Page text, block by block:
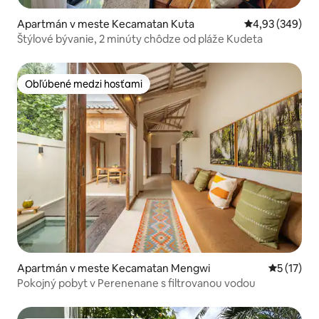
Apartmán v meste Kecamatan Kuta Priemerné
4,93 (349)
Štýlové bývanie, 2 minúty chôdze od pláže Kudeta
Obľúbené medzi hosťami
Obľúbené medzi hosťami
Apartmán v meste Kecamatan Mengwi
5 (17)
Pokojný pobyt v Perenenane s filtrovanou vodou